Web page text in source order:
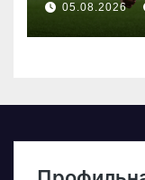
05.08.2026